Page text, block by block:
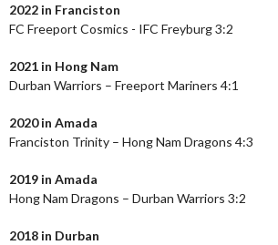
2022 in Franciston
FC Freeport Cosmics - IFC Freyburg 3:2
2021 in Hong Nam
Durban Warriors – Freeport Mariners 4:1
2020 in Amada
Franciston Trinity – Hong Nam Dragons 4:3
2019 in Amada
Hong Nam Dragons – Durban Warriors 3:2
2018 in Durban